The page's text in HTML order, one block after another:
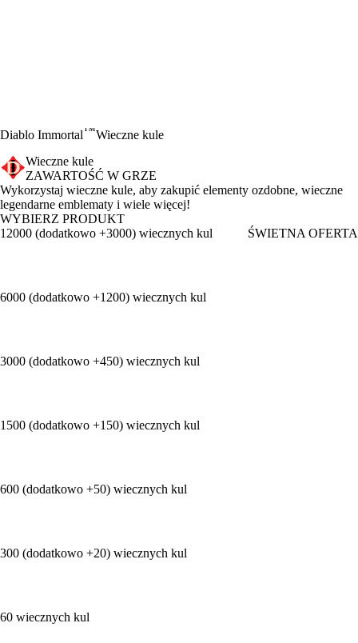
Diablo Immortal™Wieczne kule
Wieczne kule
ZAWARTOŚĆ W GRZE
Product Notification
Wykorzystaj wieczne kule, aby zakupić elementy ozdobne, wieczne
legendarne emblematy i wiele więcej!
WYBIERZ PRODUKT
12000 (dodatkowo +3000) wiecznych kul
ŚWIETNA OFERTA
6000 (dodatkowo +1200) wiecznych kul
3000 (dodatkowo +450) wiecznych kul
1500 (dodatkowo +150) wiecznych kul
600 (dodatkowo +50) wiecznych kul
300 (dodatkowo +20) wiecznych kul
60 wiecznych kul